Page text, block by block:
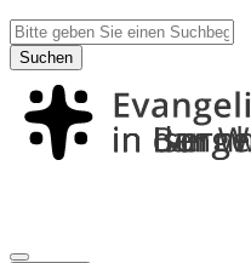
Suchen